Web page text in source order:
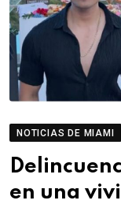
NOTICIAS DE MIAMI
en una